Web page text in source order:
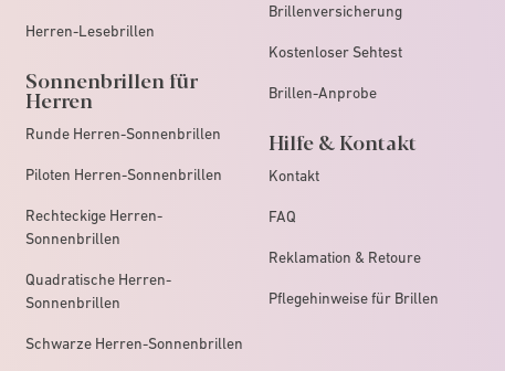
Herren-Lesebrillen
Sonnenbrillen für
Herren
Runde Herren-Sonnenbrillen
Piloten Herren-Sonnenbrillen
Rechteckige Herren-
Sonnenbrillen
Quadratische Herren-
Sonnenbrillen
Schwarze Herren-Sonnenbrillen
Brillenversicherung
Kostenloser Sehtest
Brillen-Anprobe
Hilfe & Kontakt
Kontakt
FAQ
Reklamation & Retoure
Pflegehinweise für Brillen